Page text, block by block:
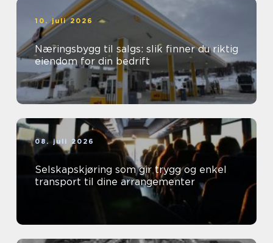
10. juli 2026
Næringsbygg til salgs: slik finner du riktig
eiendom for din bedrift
08. juli 2026
Selskapskjøring som gir trygg og enkel
transport til dine arrangementer